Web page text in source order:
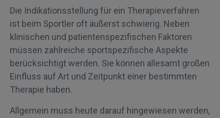
Die Indikationsstellung für ein Therapieverfahren
ist beim Sportler oft äußerst schwierig. Neben
klinischen und patientenspezifischen Faktoren
müssen zahlreiche sportspezifische Aspekte
berücksichtigt werden. Sie können allesamt großen
Einfluss auf Art und Zeitpunkt einer bestimmten
Therapie haben.
Allgemein muss heute darauf hingewiesen werden,